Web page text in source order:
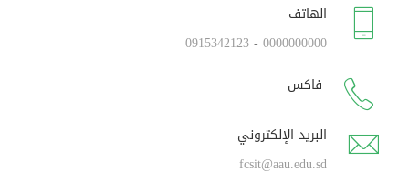
الهاتف
0000000000
-
0915342123
فاكس
البريد الإلكتروني
fcsit@aau.edu.sd